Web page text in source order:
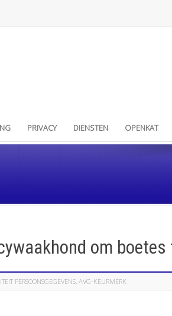
PRIVACY DIENSTEN OPENKAT
om boetes
PERSOONSGEGEVENS, AVG-KEURMERK